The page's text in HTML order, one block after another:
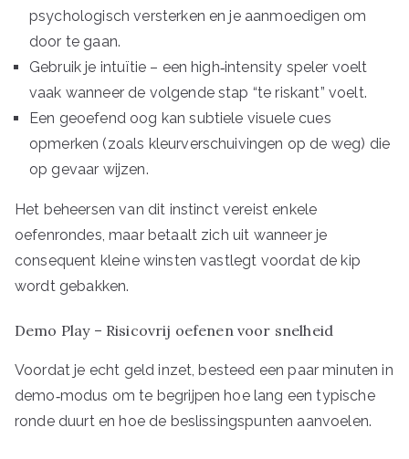
psychologisch versterken en je aanmoedigen om
door te gaan.
Gebruik je intuïtie – een high‑intensity speler voelt
vaak wanneer de volgende stap “te riskant” voelt.
Een geoefend oog kan subtiele visuele cues
opmerken (zoals kleurverschuivingen op de weg) die
op gevaar wijzen.
Het beheersen van dit instinct vereist enkele
oefenrondes, maar betaalt zich uit wanneer je
consequent kleine winsten vastlegt voordat de kip
wordt gebakken.
Demo Play – Risicovrij oefenen voor snelheid
Voordat je echt geld inzet, besteed een paar minuten in
demo‑modus om te begrijpen hoe lang een typische
ronde duurt en hoe de beslissingspunten aanvoelen.